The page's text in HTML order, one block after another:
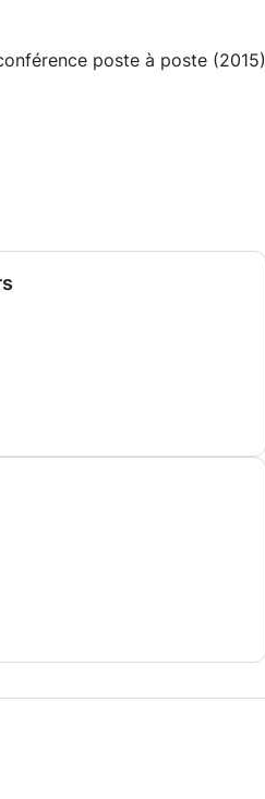
poste à poste (2015)